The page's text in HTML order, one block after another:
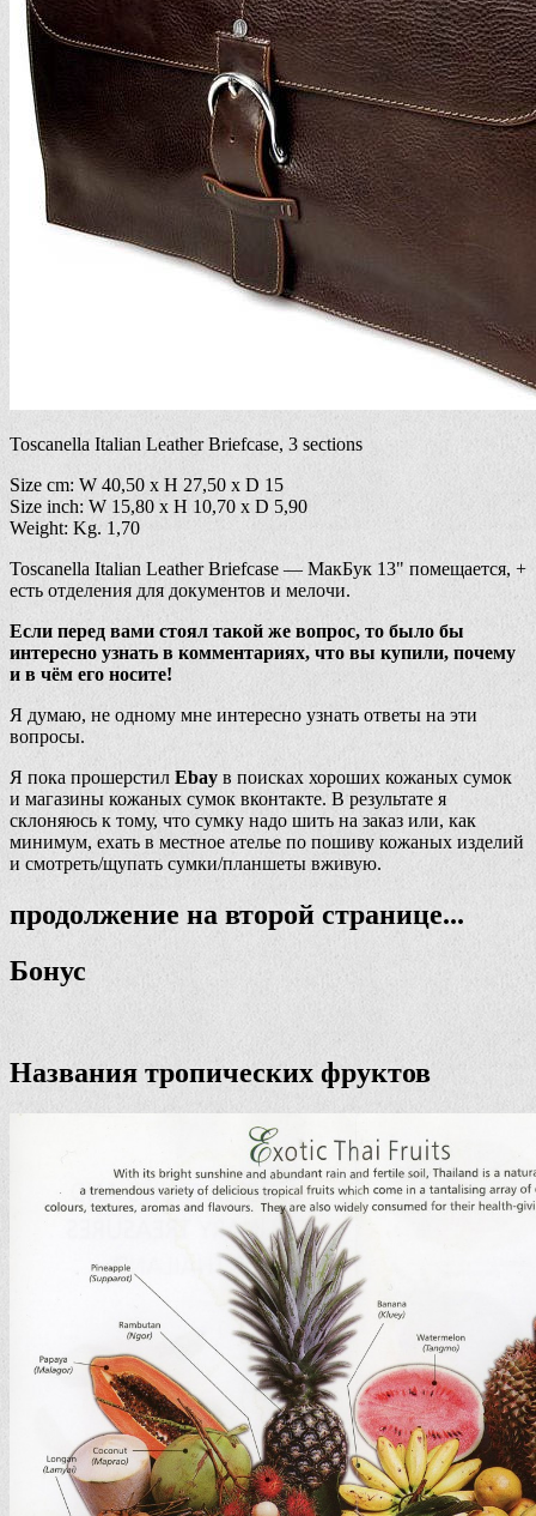
Toscanella Italian Leather Briefcase, 3 sections
Size cm: W 40,50 x H 27,50 x D 15
Size inch: W 15,80 x H 10,70 x D 5,90
Weight: Kg. 1,70
Toscanella Italian Leather Briefcase — МакБук 13" помещается, +
есть отделения для документов и мелочи.
Если перед вами стоял такой же вопрос, то было бы
интересно узнать в комментариях, что вы купили, почему
и в чём его носите!
Я думаю, не одному мне интересно узнать ответы на эти
вопросы.
Я пока прошерстил Ebay в поисках хороших кожаных сумок
и магазины кожаных сумок вконтакте. В результате я
склоняюсь к тому, что сумку надо шить на заказ или, как
минимум, ехать в местное ателье по пошиву кожаных изделий
и смотреть/щупать сумки/планшеты вживую.
продолжение на второй странице...
Бонус
Названия тропических фруктов